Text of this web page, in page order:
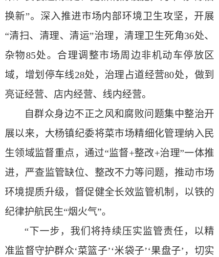
换新”。深入推进市场内部环境卫生攻坚，开展
“清扫、清理、清运”治理，清理卫生死角36处、
杂物85处。合理调整市场周边非机动车停放区
域，增划停车线28处，治理占道经营80处，做到
亮证经营、店内经营、线内经营。
自群众身边不正之风和腐败问题集中整治开
展以来，大杨镇纪委将菜市场精细化管理纳入民
生领域监督重点，通过“监督+整改+治理”一体推
进，严查监管缺位、整改不力等问题，推动市场
环境提质升级，督促健全长效监管机制，以铁的
纪律护航民生“烟火气”。
“下一步，我们将持续压实监管责任，以精
准监督守护群众‘菜篮子’‘米袋子’‘果盘子’，切实